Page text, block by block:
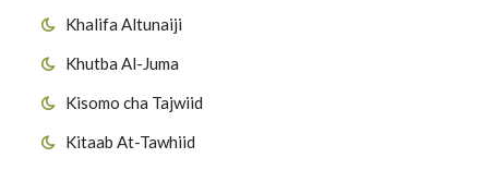
Khalifa Altunaiji
Khutba Al-Juma
Kisomo cha Tajwiid
Kitaab At-Tawhiid